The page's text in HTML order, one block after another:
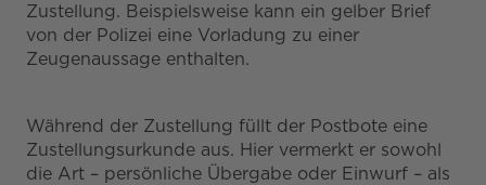
Zustellung. Beispielsweise kann ein gelber Brief
von der Polizei eine Vorladung zu einer
Zeugenaussage enthalten.
Während der Zustellung füllt der Postbote eine
Zustellungsurkunde aus. Hier vermerkt er sowohl
die Art – persönliche Übergabe oder Einwurf – als